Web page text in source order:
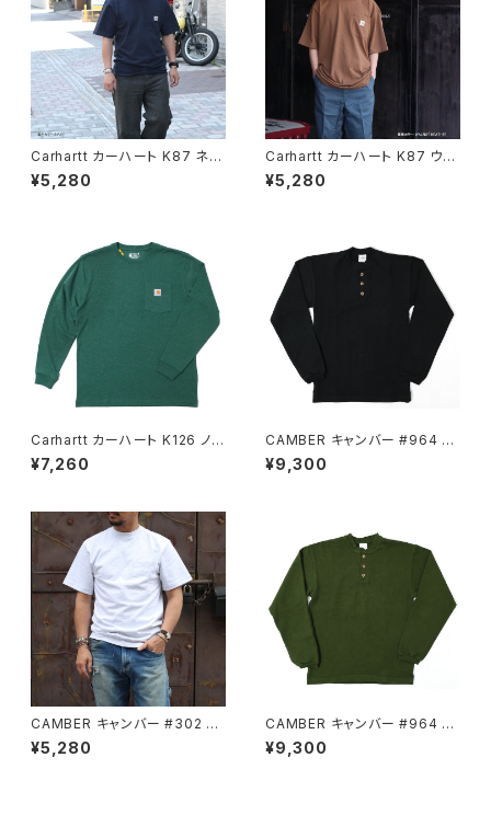
Carhartt カーハート K87 ネイ
ビー ワークウエアポケットTシャ
ツ ポケット付き
¥5,280
Carhartt カーハート K87 ウォ
ルナットヘザー ワークウエアポ
ケットTシャツ ポケット付き
¥5,280
Carhartt カーハート K126 ノー
スウッドヘザー メンズ ロングス
リーブ ポケットTシャツ
¥7,260
CAMBER キャンバー #964 BL
ACK 長袖 ヘンリーネック 厚地
Tシャツ
¥9,300
CAMBER キャンバー #302 G
REY 半袖 Tシャツ ポケット付
厚地 無地
¥5,280
CAMBER キャンバー #964 O
LIVE 長袖 ヘンリーネック 厚地
Tシャツ
¥9,300